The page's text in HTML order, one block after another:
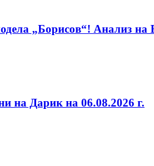
„Борисов“! Анализ на
на Дарик на 06.08.2026 г.